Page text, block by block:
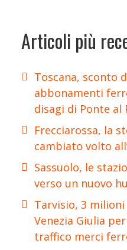
Articoli più
Toscana, sconto
abbonamenti
disagi di Ponte al
Frecciarossa, la
cambiato volto
Sassuolo, le
verso un nuovo
Tarvisio, 3
Venezia Giulia
traffico merci